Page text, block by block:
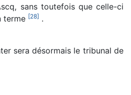
sans toutefois que celle-ci
terme [28] .
sera désormais le tribunal de